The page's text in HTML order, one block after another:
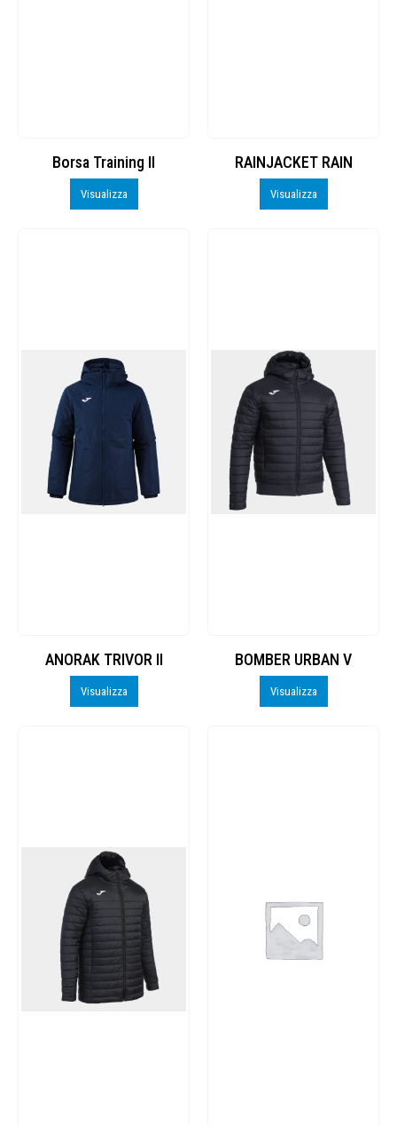
Borsa Training II
Visualizza
RAINJACKET RAIN
Visualizza
ANORAK TRIVOR II
Visualizza
BOMBER URBAN V
Visualizza